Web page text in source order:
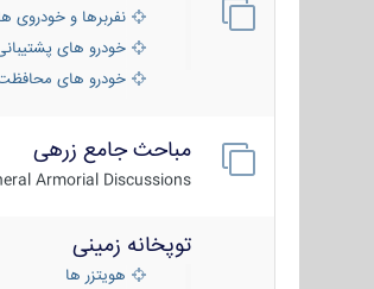
نفربرها و خودروی
خودرو های
خودرو های
مباحث جامع زرهی
Armorial Discussions
توپخانه زمینی
هویتزر ها